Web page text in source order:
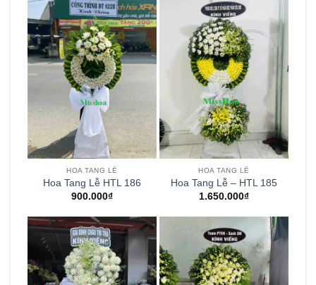
HOA TANG LỄ
Hoa Tang Lễ HTL 186
900.000₫
HOA TANG LỄ
Hoa Tang Lễ – HTL 185
1.650.000₫